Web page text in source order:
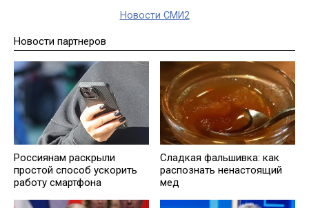
Новости СМИ2
Новости партнеров
Россиянам раскрыли
простой способ ускорить
работу смартфона
Сладкая фальшивка: как
распознать ненастоящий
мед